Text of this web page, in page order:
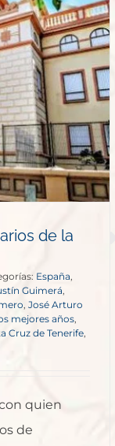
de la
España
Guimerá,
, José Arturo
mejores años
Cruz de Tenerife
quien
de